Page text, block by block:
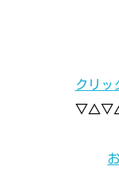
クリッ